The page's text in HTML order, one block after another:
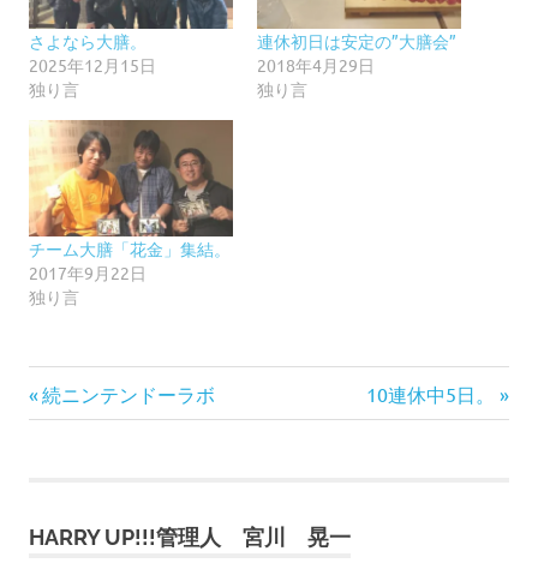
さよなら大膳。
2025年12月15日
独り言
連休初日は安定の”大膳会”
2018年4月29日
独り言
チーム大膳「花金」集結。
2017年9月22日
独り言
投
ビ
前
の
続ニンテンドーラボ
次
の
10連休中5日。
HARRY UP!!!管理人 宮川 晃一